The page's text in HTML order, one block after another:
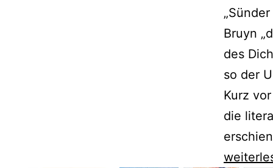
Bruyn
des
so der
Kurz
die
Günter